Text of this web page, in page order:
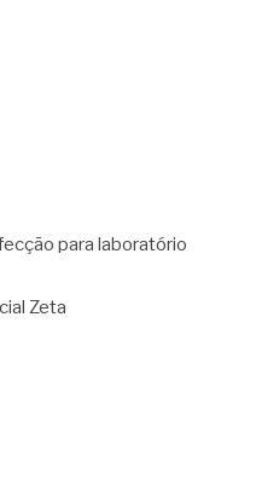
para laboratório
Zeta